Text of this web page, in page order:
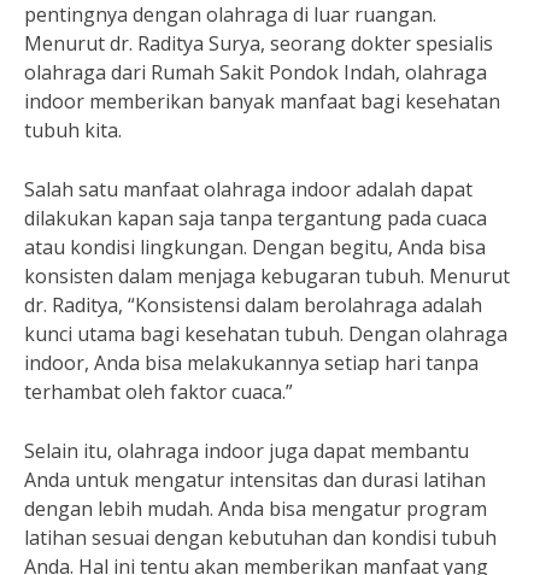
pentingnya dengan olahraga di luar ruangan.
Menurut dr. Raditya Surya, seorang dokter spesialis
olahraga dari Rumah Sakit Pondok Indah, olahraga
indoor memberikan banyak manfaat bagi kesehatan
tubuh kita.
Salah satu manfaat olahraga indoor adalah dapat
dilakukan kapan saja tanpa tergantung pada cuaca
atau kondisi lingkungan. Dengan begitu, Anda bisa
konsisten dalam menjaga kebugaran tubuh. Menurut
dr. Raditya, “Konsistensi dalam berolahraga adalah
kunci utama bagi kesehatan tubuh. Dengan olahraga
indoor, Anda bisa melakukannya setiap hari tanpa
terhambat oleh faktor cuaca.”
Selain itu, olahraga indoor juga dapat membantu
Anda untuk mengatur intensitas dan durasi latihan
dengan lebih mudah. Anda bisa mengatur program
latihan sesuai dengan kebutuhan dan kondisi tubuh
Anda. Hal ini tentu akan memberikan manfaat yang